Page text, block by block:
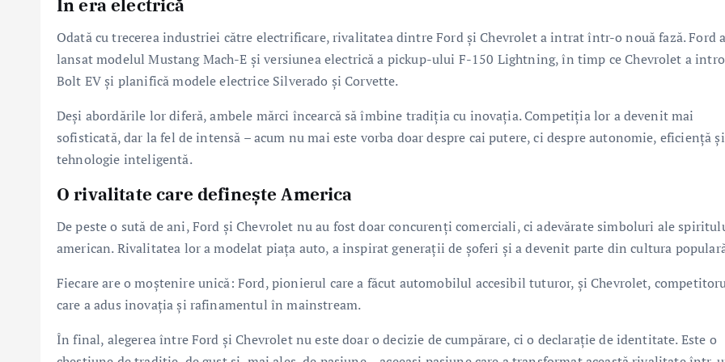
În era electrică
Odată cu trecerea industriei către electrificare, rivalitatea dintre Ford și Chevrolet a intrat într-o nouă fază. Ford a
lansat modelul Mustang Mach-E și versiunea electrică a pickup-ului F-150 Lightning, în timp ce Chevrolet a
Bolt EV și planifică modele electrice Silverado și Corvette.
Deși abordările lor diferă, ambele mărci încearcă să îmbine tradiția cu inovația. Competiția lor a devenit mai
sofisticată, dar la fel de intensă – acum nu mai este vorba doar despre cai putere, ci despre autonomie, eficiență și
tehnologie inteligentă.
O rivalitate care definește America
De peste o sută de ani, Ford și Chevrolet nu au fost doar concurenți comerciali, ci adevărate simboluri ale
american. Rivalitatea lor a modelat piața auto, a inspirat generații de șoferi și a devenit parte din cultura
Fiecare are o moștenire unică: Ford, pionierul care a făcut automobilul accesibil tuturor, și Chevrolet,
care a adus inovația și rafinamentul în mainstream.
În final, alegerea între Ford și Chevrolet nu este doar o decizie de cumpărare, ci o declarație de identitate. Este o